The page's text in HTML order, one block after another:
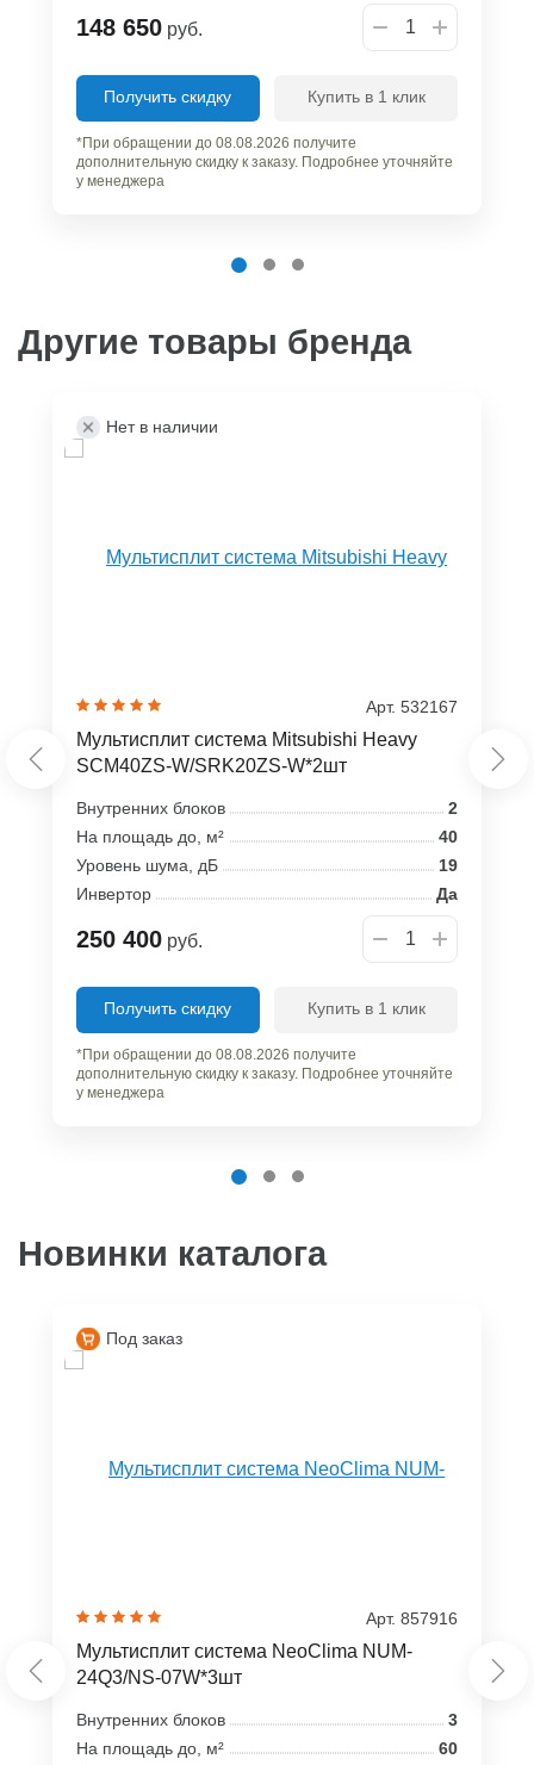
148 650 руб.
Получить скидку Купить в 1 клик
*При обращении до 08.08.2026 получите
дополнительную скидку к заказу. Подробнее уточняйте
у менеджера
Другие товары бренда
Нет в наличии
Арт. 532167
Мультисплит система Mitsubishi Heavy
SCM40ZS-W/SRK20ZS-W*2шт
Внутренних блоков
2
На площадь до, м²
40
Уровень шума, дБ
19
Инвертор
Да
250 400 руб.
Получить скидку Купить в 1 клик
*При обращении до 08.08.2026 получите
дополнительную скидку к заказу. Подробнее уточняйте
у менеджера
Новинки каталога
Под заказ
Арт. 857916
Мультисплит система NeoClima NUM-
24Q3/NS-07W*3шт
Внутренних блоков
3
На площадь до, м²
60